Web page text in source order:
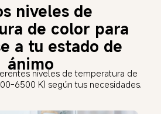
niveles de
de color para
a tu estado de
ánimoniveles de temperatura de
6500 K) según tus necesidades.